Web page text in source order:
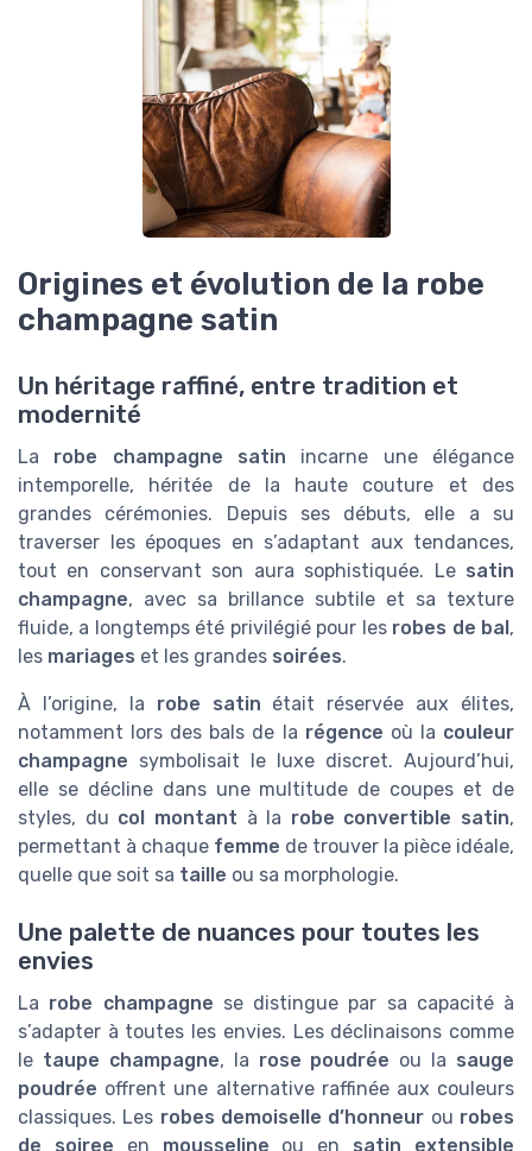
Origines et évolution de la robe
champagne satin
Un héritage raffiné, entre tradition et
modernité
La robe champagne satin incarne une élégance
intemporelle, héritée de la haute couture et des
grandes cérémonies. Depuis ses débuts, elle a su
traverser les époques en s’adaptant aux tendances,
tout en conservant son aura sophistiquée. Le satin
champagne, avec sa brillance subtile et sa texture
fluide, a longtemps été privilégié pour les robes de bal,
les mariages et les grandes soirées.
À l’origine, la robe satin était réservée aux élites,
notamment lors des bals de la régence où la couleur
champagne symbolisait le luxe discret. Aujourd’hui,
elle se décline dans une multitude de coupes et de
styles, du col montant à la robe convertible satin,
permettant à chaque femme de trouver la pièce idéale,
quelle que soit sa taille ou sa morphologie.
Une palette de nuances pour toutes les
envies
La robe champagne se distingue par sa capacité à
s’adapter à toutes les envies. Les déclinaisons comme
le taupe champagne, la rose poudrée ou la sauge
poudrée offrent une alternative raffinée aux couleurs
classiques. Les robes demoiselle d’honneur ou robes
de soiree en mousseline ou en satin extensible